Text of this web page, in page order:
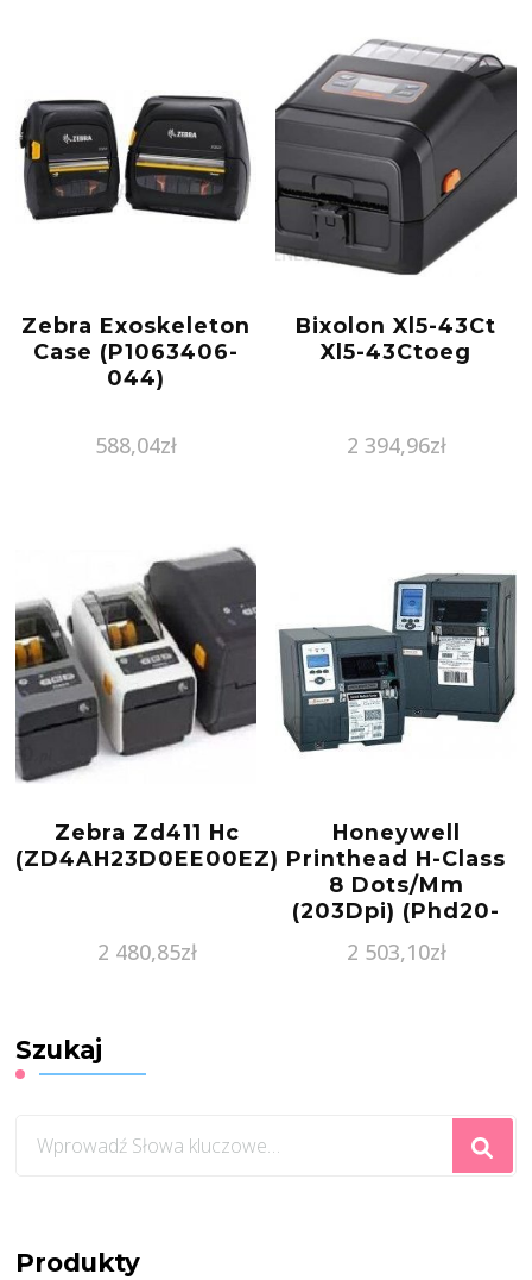
Zebra Exoskeleton
Case (P1063406-
044)
588,04zł
Bixolon Xl5-43Ct
Xl5-43Ctoeg
2 394,96zł
Zebra Zd411 Hc
(ZD4AH23D0EE00EZ)
2 480,85zł
Honeywell
Printhead H-Class
8 Dots/Mm
(203Dpi) (Phd20-
2240-01)
2 503,10zł
Szukaj
czegoś?
Produkty